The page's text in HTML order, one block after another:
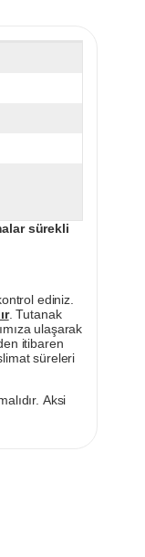
sürekli
ediniz.
. Tutanak
ulaşarak
itibaren
süreleri
Aksi